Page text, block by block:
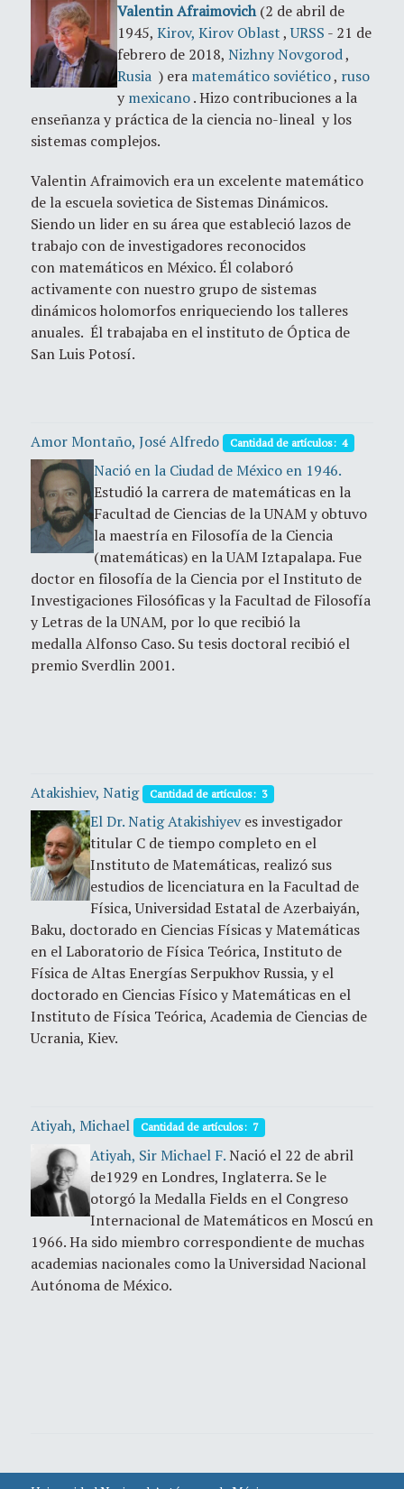
Valentin Afraimovich (2 de abril de
1945, Kirov, Kirov Oblast,URSS - 21 de
febrero de 2018, Nizhny Novgorod,
Rusia ) era matemático soviético, ruso
y mexicano.Hizo contribuciones a la
enseñanza y práctica de la ciencia no-lineal y los
sistemas complejos.
Valentin Afraimovich era un excelente matemático
de la escuela sovietica de Sistemas Dinámicos.
Siendo un lider en su área que estableció lazos de
trabajo con de investigadores reconocidos
con matemáticos en México. Él colaboró
activamente con nuestro grupo de sistemas
dinámicos holomorfos enriqueciendo los talleres
anuales. Él trabajaba en el instituto de Óptica de
San Luis Potosí.
Amor Montaño, José Alfredo Cantidad de artículos: 4
Nació en la Ciudad de México en 1946.
Estudió la carrera de matemáticas en la
Facultad de Ciencias de la UNAM y obtuvo
la maestría en Filosofía de la Ciencia
(matemáticas) en la UAM Iztapalapa. Fue
doctor en filosofía de la Ciencia por el Instituto de
Investigaciones Filosóficas y la Facultad de Filosofía
y Letras de la UNAM, por lo que recibió la
medalla Alfonso Caso. Su tesis doctoral recibió el
premio Sverdlin 2001.
Atakishiev, Natig Cantidad de artículos: 3
El Dr. Natig Atakishiyeves investigador
titular C de tiempo completo en el
Instituto de Matemáticas, realizó sus
estudios de licenciatura en la Facultad de
Física, Universidad Estatal de Azerbaiyán,
Baku, doctorado en Ciencias Físicas y Matemáticas
en el Laboratorio de Física Teórica, Instituto de
Física de Altas Energías Serpukhov Russia, y el
doctorado en Ciencias Físico y Matemáticas en el
Instituto de Física Teórica, Academia de Ciencias de
Ucrania, Kiev.
Atiyah, Michael Cantidad de artículos: 7
Atiyah, Sir Michael F.Nació el 22 de abril
de1929 en Londres, Inglaterra. Se le
otorgó la Medalla Fields en el Congreso
Internacional de Matemáticos en Moscú en
1966. Ha sido miembro correspondiente de muchas
academias nacionales como la Universidad Nacional
Autónoma de México.